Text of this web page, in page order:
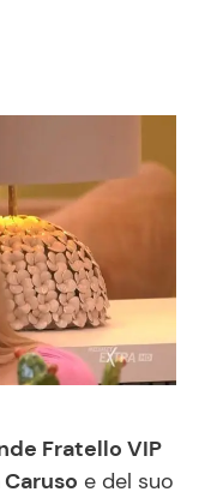
dal mondo
e Ricette
di Cucina
Fratello VIP
Caruso e del suo